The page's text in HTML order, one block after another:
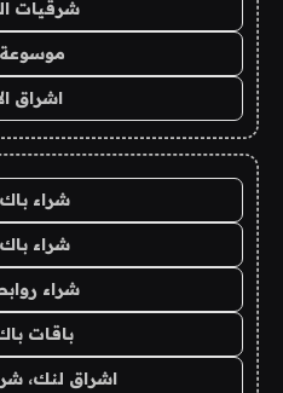
شرقيات
موسوعة
اشراق
شراء
شراء
شراء
باقات
اشراق لنك،